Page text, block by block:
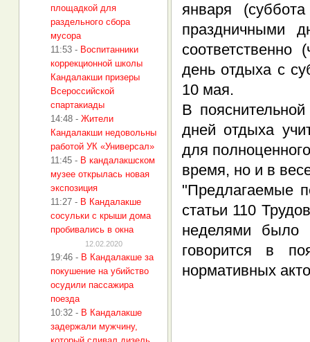
января
праздничными
соответственно
день отдыха с
10 мая.
В
дней отдыха
для
время, но и в
"Предлагаемые
статьи 110
неделями было
говорится в
нормативных
площадкой для
раздельного сбора
мусора
11:53 - Воспитанники
коррекционной школы
Кандалакши призеры
Всероссийской
спартакиады
14:48 - Жители
Кандалакши недовольны
работой УК «Универсал»
11:45 - В кандалакшском
музее открылась новая
экспозиция
11:27 - В Кандалакше
сосульки с крыши дома
пробивались в окна
12.02.2020
19:46 - В Кандалакше за
покушение на убийство
осудили пассажира
поезда
10:32 - В Кандалакше
задержали мужчину,